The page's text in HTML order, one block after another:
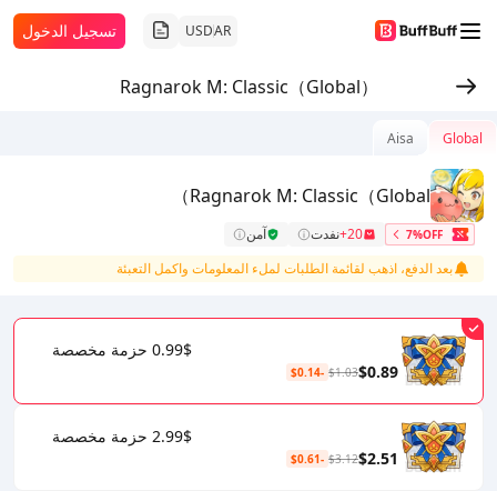
AR
USD تسجيل الدخول
Ragnarok M: Classic（Global）
Global
Aisa
Ragnarok M: Classic（Global）
7%OFF
20+ نفدت
آمن
بعد الدفع، اذهب لقائمة الطلبات لملء المعلومات واكمل التعبئة
0.99$ حزمة مخصصة
$0.89
$1.03
-$0.14
2.99$ حزمة مخصصة
$2.51
$3.12
-$0.61